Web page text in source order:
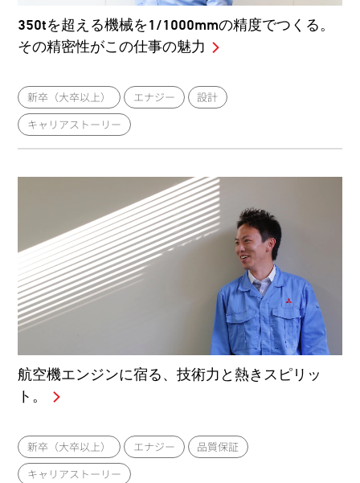
350tを超える機械を1/1000mmの精度でつくる。
その精密性がこの仕事の魅力
新卒（大卒以上） エナジー
設計
キャリアストーリー
航空機エンジンに宿る、技術力と熱きスピリッ
ト。
新卒（大卒以上） エナジー
品質保証
キャリアストーリー